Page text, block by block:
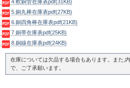
4.軟銅管在庫表pdf(31KB)
5.銅丸棒在庫表pdf(27KB)
6.銅四角棒在庫表pdf(21KB)
7.銅帯在庫表pdf(25KB)
8.銅線在庫表pdf(24KB)
在庫については欠品する場合もあります。また,
で、ご了承願います。